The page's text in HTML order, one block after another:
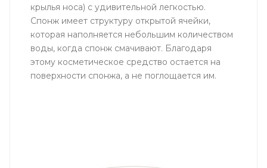
крылья носа) с удивительной легкостью.
Cпонж имеет структуру открытой ячейки,
которая наполняется небольшим количеством
воды, когда спонж смачивают. Благодаря
этому косметическое средство остается на
поверхности спонжа, а не поглощается им.